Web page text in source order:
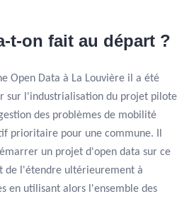
t-on fait au départ ?
Open Data à La Louvière il a été
sur l'industrialisation du projet pilote
des problèmes de mobilité
prioritaire pour une commune. Il
un projet d'open data sur ce
de l'étendre ultérieurement à
en utilisant alors l'ensemble des